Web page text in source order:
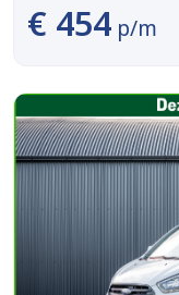
€ 454 p/m